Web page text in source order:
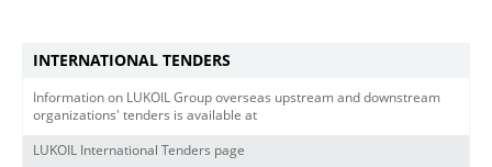
INTERNATIONAL TENDERS
Information on LUKOIL Group overseas upstream and downstream
organizations' tenders is available at
LUKOIL International Tenders page